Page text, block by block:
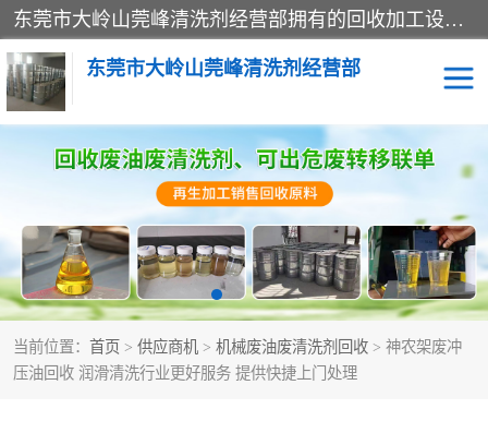
东莞市大岭山莞峰清洗剂经营部拥有的回收加工设备，大量废油回收、废清洗剂回收、废溶剂油回收、机械废油废清洗剂回收、废碳氢回收、碳氢液压油回收、碳氢二氯回收等废清洗剂处理；我们只是提供废旧化工原料的循环使用存放点，执行正规的存放，有正规的回收资质处理。同时我们公司批发零售回收级清洗剂，脱模油再生基础油，质量保证。
东莞市大岭山莞峰清洗剂经营部
当前位置： 首页 > 供应商机 > 机械废油废清洗剂回收 > 神农架废冲
压油回收 润滑清洗行业更好服务 提供快捷上门处理
废清洗剂回收
废溶剂油回收 机械废油废清洗剂回收
废碳氢回收 碳氢液压油回收
碳氢二氯回收 回收废三四氯乙烯